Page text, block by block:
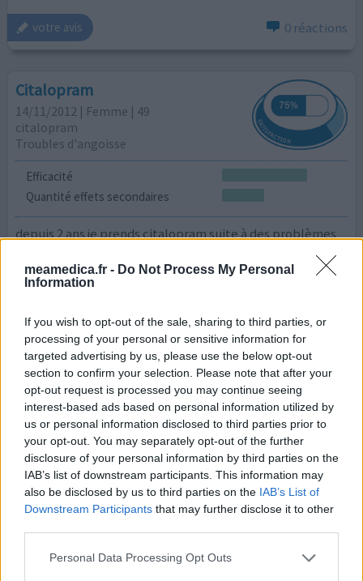
meamedica.fr - Do Not Process My Personal
Information
If you wish to opt-out of the sale, sharing to third parties, or
processing of your personal or sensitive information for
targeted advertising by us, please use the below opt-out
section to confirm your selection. Please note that after your
opt-out request is processed you may continue seeing
interest-based ads based on personal information utilized by
us or personal information disclosed to third parties prior to
your opt-out. You may separately opt-out of the further
disclosure of your personal information by third parties on the
IAB’s list of downstream participants. This information may
also be disclosed by us to third parties on the IAB’s List of
Downstream Participants that may further disclose it to other
Personal Data Processing Opt Outs
votre avis 0 réactions
Citalopram
14/11/2012 | Femme | 49
citalopram
Troubles d'angoisse
Efficacité
Quantité effets secondaires
depuis 2 ans je prends citalopram suite à des problèmes
de retour d'âge tels que angoisse et crises de larmes.
c'est bien sûr une question d'hormones mais je veux dire
aux femmes ayant les mêmes problèmes qu'il existe un
semaines je me sentais mieux et plus forte. je
recommençais même à chanter avec la radio et à penser
...lire la suite
votre avis 0 réactions
Citalopram
03/03/2012 | Femme | 37
citalopram
Troubles d'angoisse
Quantité effets secondaires